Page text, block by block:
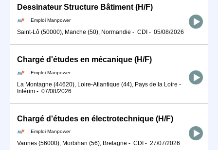
Dessinateur Structure Bâtiment (H/F)
Emploi Manpower
Saint-Lô (50000), Manche (50), Normandie - CDI - 05/08/2026
Chargé d'études en mécanique (H/F)
Emploi Manpower
La Montagne (44620), Loire-Atlantique (44), Pays de la Loire -
Intérim - 07/08/2026
Chargé d'études en électrotechnique (H/F)
Emploi Manpower
Vannes (56000), Morbihan (56), Bretagne - CDI - 27/07/2026